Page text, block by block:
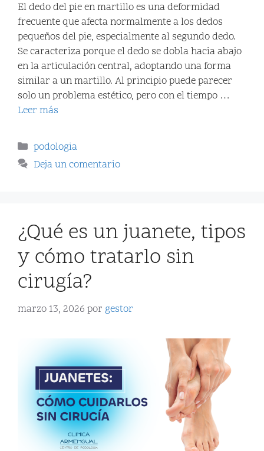
El dedo del pie en martillo es una deformidad
frecuente que afecta normalmente a los dedos
pequeños del pie, especialmente al segundo dedo.
Se caracteriza porque el dedo se dobla hacia abajo
en la articulación central, adoptando una forma
similar a un martillo. Al principio puede parecer
solo un problema estético, pero con el tiempo …
Leer más
podologia
Deja un comentario
¿Qué es un juanete, tipos
y cómo tratarlo sin
cirugía?
marzo 13, 2026 por gestor